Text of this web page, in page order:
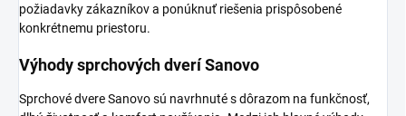
požiadavky zákazníkov a ponúknuť riešenia prispôsobené
konkrétnemu priestoru.
Výhody sprchových dverí Sanovo
Sprchové dvere Sanovo sú navrhnuté s dôrazom na funkčnosť,